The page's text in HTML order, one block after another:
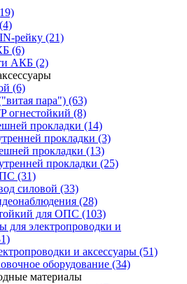
(4)
рейку (21)
(6)
АКБ (2)
(6)
пара") (63)
огнестойкий (8)
прокладки (14)
прокладки (3)
прокладки (13)
прокладки (25)
(31)
силовой (33)
(28)
для ОПС (103)
для электропроводки и
и аксессуары (51)
оборудование (34)
материалы